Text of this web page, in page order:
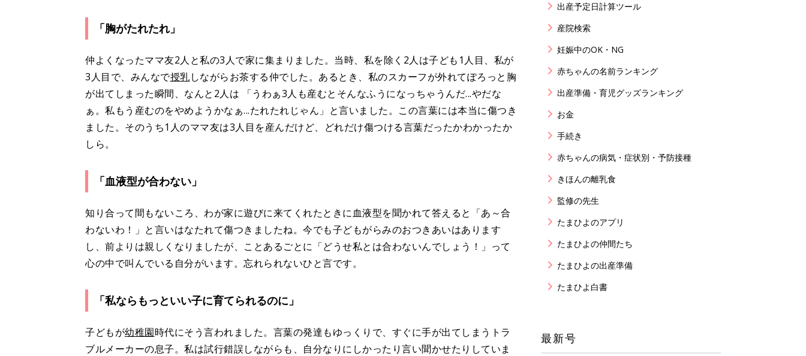
「胸がたれたれ」
仲よくなったママ友2人と私の3人で家に集まりました。当時、私を除く2人は子ども1人目、私が
3人目で、みんなで授乳しながらお茶する仲でした。あるとき、私のスカーフが外れてぽろっと胸
が出てしまった瞬間、なんと2人は 「うわぁ3人も産むとそんなふうになっちゃうんだ...やだな
ぁ。私もう産むのをやめようかなぁ...たれたれじゃん」と言いました。この言葉には本当に傷つき
ました。そのうち1人のママ友は3人目を産んだけど、どれだけ傷つける言葉だったかわかったか
しら。
「血液型が合わない」
知り合って間もないころ、わが家に遊びに来てくれたときに血液型を聞かれて答えると「あ～合
わないわ！」と言いはなたれて傷つきましたね。今でも子どもがらみのおつきあいはあります
し、前よりは親しくなりましたが、ことあるごとに「どうせ私とは合わないんでしょう！」って
心の中で叫んでいる自分がいます。忘れられないひと言です。
「私ならもっといい子に育てられるのに」
子どもが幼稚園時代にそう言われました。言葉の発達もゆっくりで、すぐに手が出てしまうトラ
ブルメーカーの息子。私は試行錯誤しながらも、自分なりにしかったり言い聞かせたりしていま
出産予定日計算ツール
産院検索
妊娠中のOK・NG
赤ちゃんの名前ランキング
出産準備・育児グッズランキング
お金
手続き
赤ちゃんの病気・症状別・予防接種
きほんの離乳食
監修の先生
たまひよのアプリ
たまひよの仲間たち
たまひよの出産準備
たまひよ白書
最新号